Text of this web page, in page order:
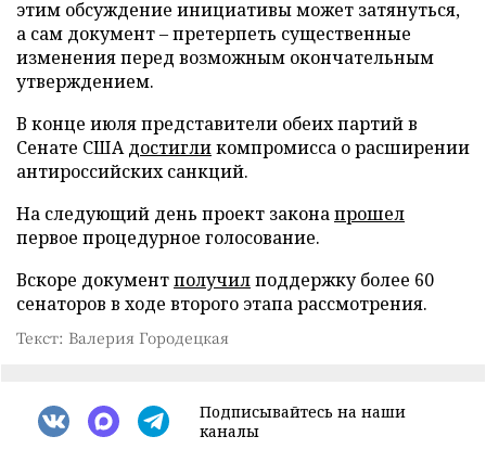
этим обсуждение инициативы может затянуться,
а сам документ – претерпеть существенные
изменения перед возможным окончательным
утверждением.
В конце июля представители обеих партий в
Сенате СШАдостигликомпромисса о расширении
антироссийских санкций.
На следующий день проект законапрошел
первое процедурное голосование.
Вскоре документполучилподдержку более 60
сенаторов в ходе второго этапа рассмотрения.
Текст: Валерия Городецкая
Подписывайтесь на наши
каналы